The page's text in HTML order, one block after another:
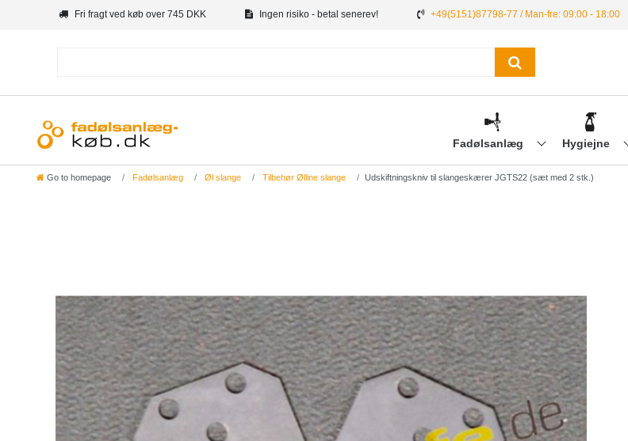
Fri fragt ved køb over 745 DKK Ingen risiko - betal senerev! +49(5151)87798-77 / Man-fre: 09:00 - 18:00
Fadølsanlæg Hygiejne
Go to homepage Fadølsanlæg Øl slange Tilbehør Ølline slange Udskiftningskniv til slangeskærer JGTS22 (sæt med 2 stk.)